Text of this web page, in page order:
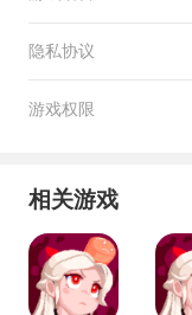
隐私协议
游戏权限
相关游戏